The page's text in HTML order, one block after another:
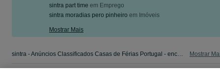
sintra part time em Emprego
sintra moradias pero pinheiro em Imóveis
Mostrar Mais
sintra - Anúncios Classificados Casas de Férias Portugal - encontre o que procura. Veja os anúncios ou publique o seu anúncio grátis no OLX. Mostrar